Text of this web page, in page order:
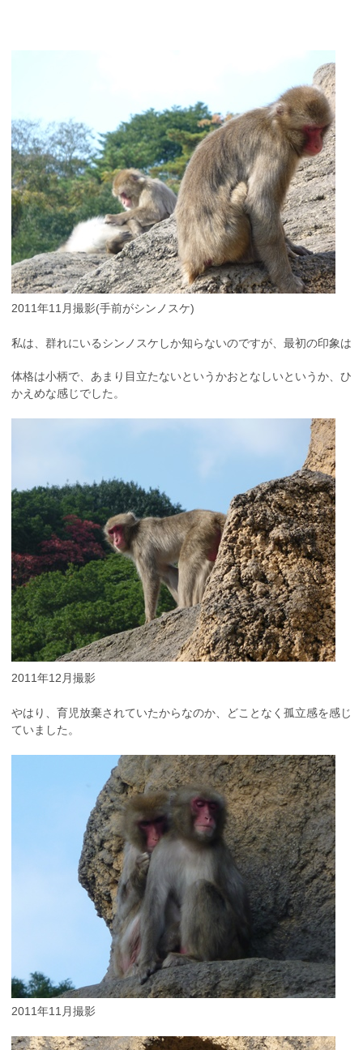
2011年11月撮影(手前がシンノスケ)
私は、群れにいるシンノスケしか知らないのですが、最初の印象は
体格は小柄で、あまり目立たないというかおとなしいというか、ひ
かえめな感じでした。
2011年12月撮影
やはり、育児放棄されていたからなのか、どことなく孤立感を感じ
ていました。
2011年11月撮影